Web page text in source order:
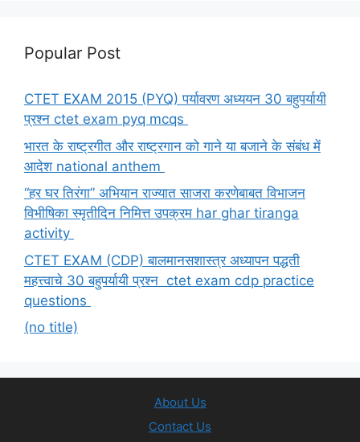
Popular Post
CTET EXAM 2015 (PYQ) पर्यावरण अध्ययन 30 बहुपर्यायी
प्रश्न ctet exam pyq mcqs
भारत के राष्ट्रगीत और राष्ट्रगान को गाने या बजाने के संबंध में
आदेश national anthem
“हर घर तिरंगा” अभियान राज्यात साजरा करणेबाबत विभाजन
विभीषिका स्मृतीदिन निमित्त उपक्रम har ghar tiranga
activity
CTET EXAM (CDP) बालमानसशास्त्र अध्यापन पद्धती
महत्त्वाचे 30 बहुपर्यायी प्रश्न ctet exam cdp practice
questions
(no title)
About Us
Contact Us